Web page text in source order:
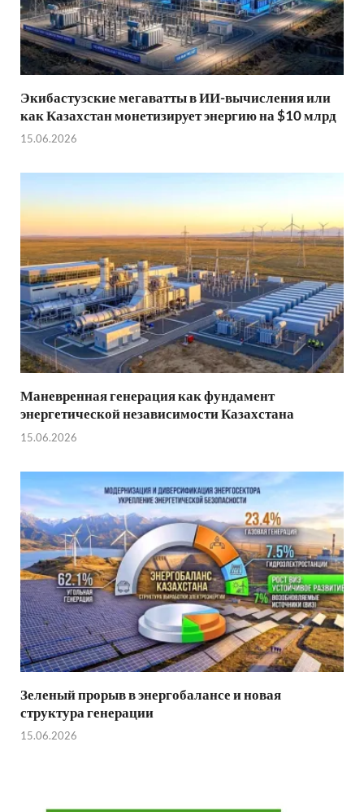
Экибастузские мегаватты в ИИ-вычисления или
как Казахстан монетизирует энергию на $10 млрд
15.06.2026
Маневренная генерация как фундамент
энергетической независимости Казахстана
15.06.2026
Зеленый прорыв в энергобалансе и новая
структура генерации
15.06.2026